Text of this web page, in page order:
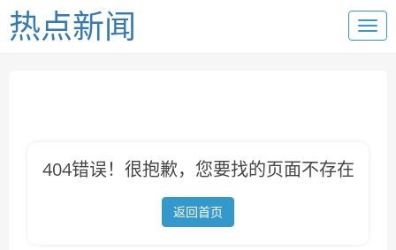
热点新闻
404错误！很抱歉，您要找的页面不存在
返回首页